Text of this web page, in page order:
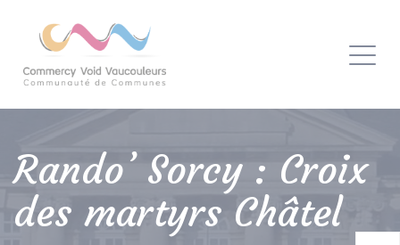
Rando’ Sorcy : Croix
des martyrs Châtel